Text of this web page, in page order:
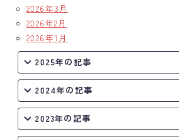
入会のご案内
2026年3月
2026年2月
2026年1月
2025年の記事
2024年の記事
2023年の記事